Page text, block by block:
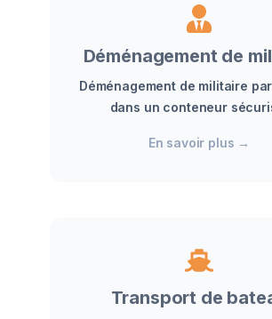
Déménagement de
Déménagement de militaire
dans un conteneur
En savoir plus →
Transport de